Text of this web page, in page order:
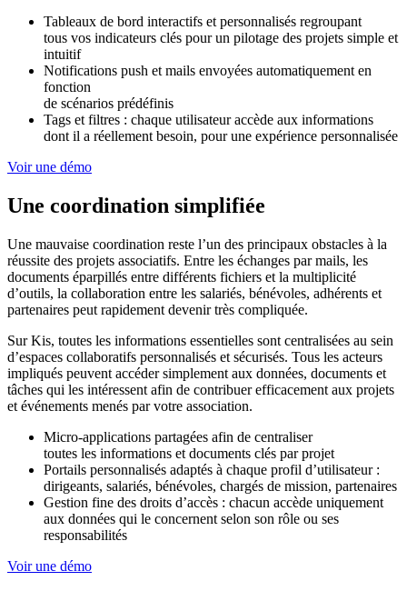
Tableaux de bord interactifs et personnalisés regroupant
tous vos indicateurs clés pour un pilotage des projets simple et
intuitif
Notifications push et mails envoyées automatiquement en
fonction
de scénarios prédéfinis
Tags et filtres : chaque utilisateur accède aux informations
dont il a réellement besoin, pour une expérience personnalisée
Voir une démo
Une coordination simplifiée
Une mauvaise coordination reste l’un des principaux obstacles à la
réussite des projets associatifs. Entre les échanges par mails, les
documents éparpillés entre différents fichiers et la multiplicité
d’outils, la collaboration entre les salariés, bénévoles, adhérents et
partenaires peut rapidement devenir très compliquée.
Sur Kis, toutes les informations essentielles sont centralisées au sein
d’espaces collaboratifs personnalisés et sécurisés. Tous les acteurs
impliqués peuvent accéder simplement aux données, documents et
tâches qui les intéressent afin de contribuer efficacement aux projets
et événements menés par votre association.
Micro-applications partagées afin de centraliser
toutes les informations et documents clés par projet
Portails personnalisés adaptés à chaque profil d’utilisateur :
dirigeants, salariés, bénévoles, chargés de mission, partenaires
Gestion fine des droits d’accès : chacun accède uniquement
aux données qui le concernent selon son rôle ou ses
responsabilités
Voir une démo